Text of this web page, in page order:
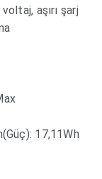
aşırı şarj
17,11Wh